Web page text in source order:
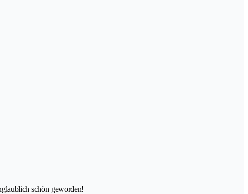
schön geworden!